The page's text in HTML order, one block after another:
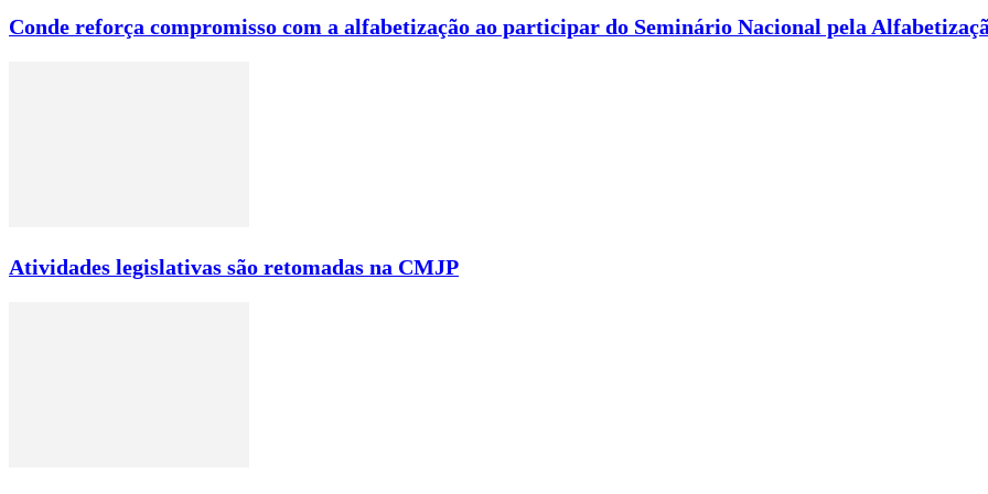
Conde reforça compromisso com a alfabetização ao participar do Seminário Nacional pela
Atividades legislativas são retomadas na CMJP